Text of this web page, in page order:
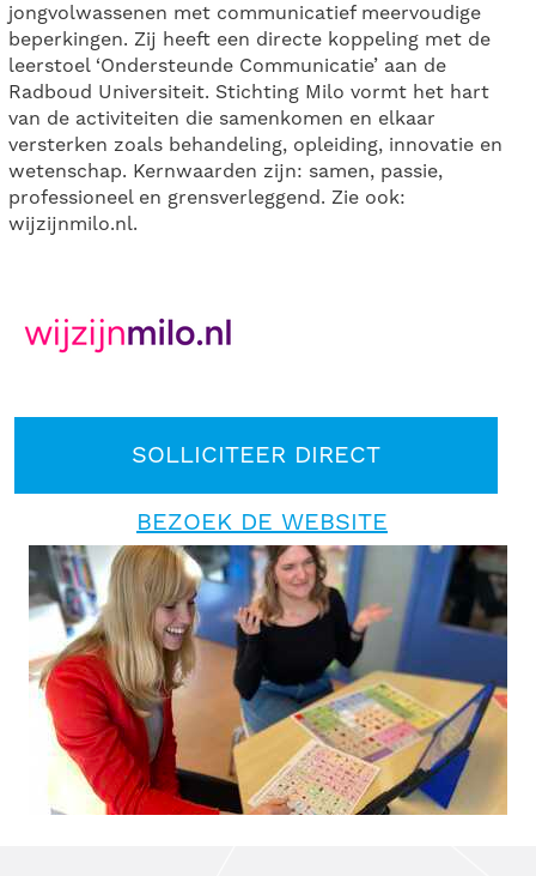
jongvolwassenen met communicatief meervoudige
beperkingen. Zij heeft een directe koppeling met de
leerstoel ‘Ondersteunde Communicatie’ aan de
Radboud Universiteit. Stichting Milo vormt het hart
van de activiteiten die samenkomen en elkaar
versterken zoals behandeling, opleiding, innovatie en
wetenschap. Kernwaarden zijn: samen, passie,
professioneel en grensverleggend. Zie ook:
wijzijnmilo.nl.
SOLLICITEER DIRECT
BEZOEK DE WEBSITE